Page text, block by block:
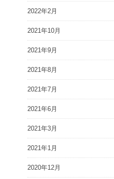
2022年2月
2021年10月
2021年9月
2021年8月
2021年7月
2021年6月
2021年3月
2021年1月
2020年12月